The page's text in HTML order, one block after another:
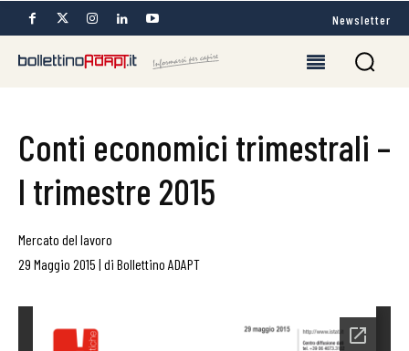
Newsletter
Conti economici trimestrali –
I trimestre 2015
Mercato del lavoro
29 Maggio 2015 | di Bollettino ADAPT